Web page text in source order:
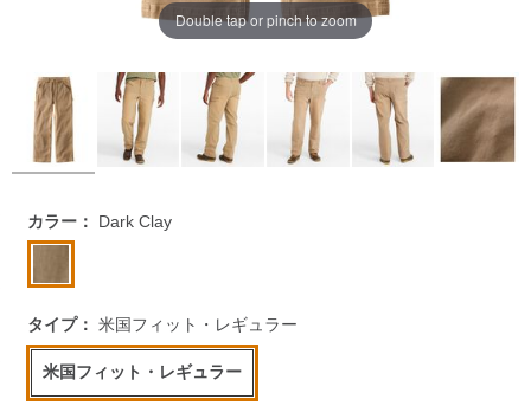
Double tap or pinch to zoom
https://www.llbean.co.jp/mens/signature/pants/g/
カラー： Dark Clay
タイプ： 米国フィット・レギュラー
米国フィット・レギュラー